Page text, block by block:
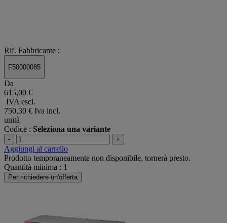
Rif. Fabbricante :
F50000085
Da
615,00 €
IVA escl.
750,30 € Iva incl.
unità
Codice : Seleziona una variante
- +
Aggiungi al carrello
Prodotto temporaneamente non disponibile, tornerà presto.
Quantità minima : 1
Per richiedere un'offerta